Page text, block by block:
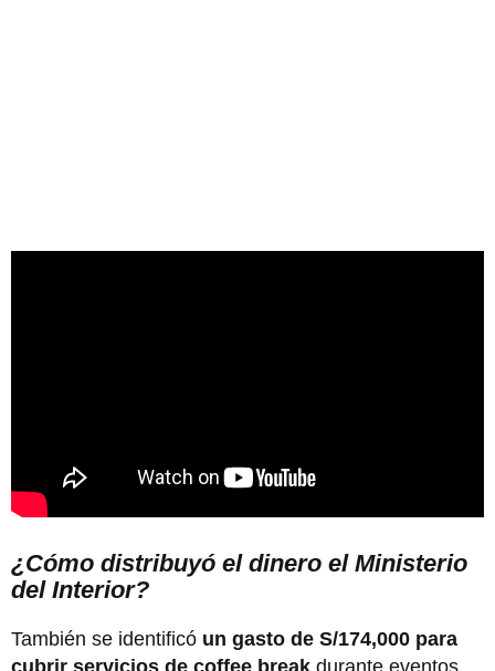
¿Cómo distribuyó el dinero el Ministerio
del Interior?
También se identificó un gasto de S/174,000 para
cubrir servicios de coffee break durante eventos